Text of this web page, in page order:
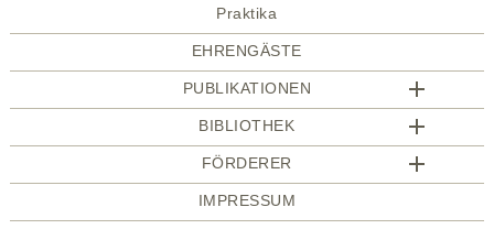
Praktika
EHRENGÄSTE
PUBLIKATIONEN
BIBLIOTHEK
FÖRDERER
IMPRESSUM